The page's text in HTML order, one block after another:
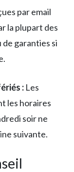
par email
la plupart des
garanties si
: Les
les horaires
soir ne
suivante.